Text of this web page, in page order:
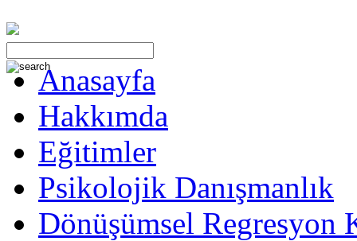
Anasayfa
Hakkımda
Eğitimler
Psikolojik Danışmanlık
Dönüşümsel Regresyon